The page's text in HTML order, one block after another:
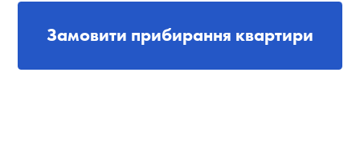
Замовити прибирання квартири